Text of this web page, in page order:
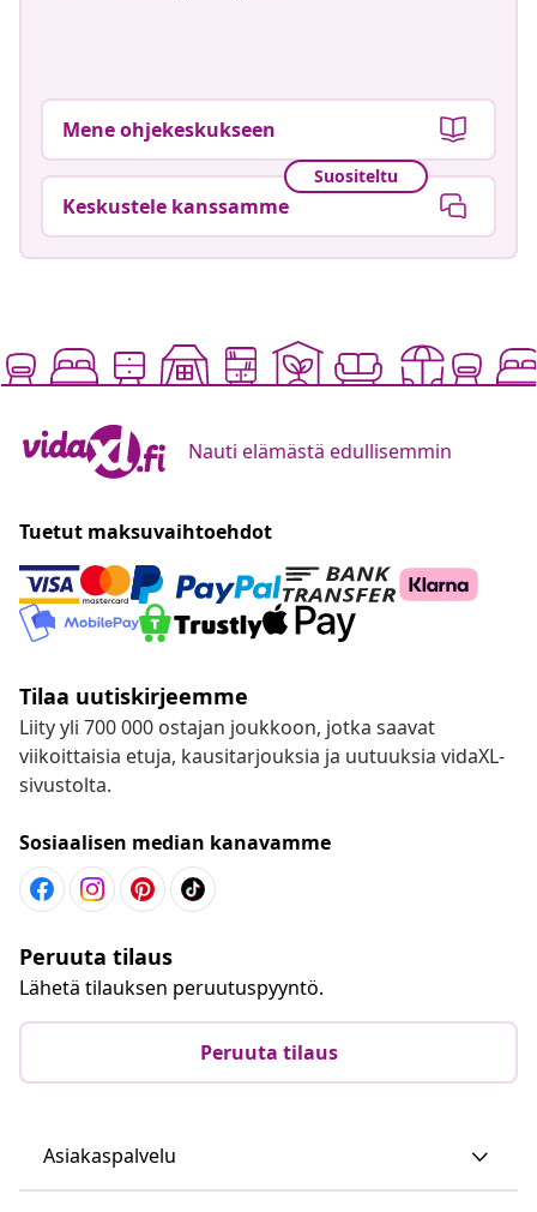
Mene ohjekeskukseen
Suositeltu
Keskustele kanssamme
Nauti elämästä edullisemmin
Tuetut maksuvaihtoehdot
Tilaa uutiskirjeemme
Liity yli 700 000 ostajan joukkoon, jotka saavat
viikoittaisia etuja, kausitarjouksia ja uutuuksia vidaXL-
sivustolta.
Sosiaalisen median kanavamme
Peruuta tilaus
Lähetä tilauksen peruutuspyyntö.
Peruuta tilaus
Asiakaspalvelu